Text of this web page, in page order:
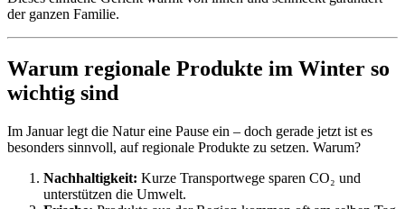
der ganzen Familie.
Warum regionale Produkte im Winter so
wichtig sind
Im Januar legt die Natur eine Pause ein – doch gerade jetzt ist es
besonders sinnvoll, auf regionale Produkte zu setzen. Warum?
Nachhaltigkeit: Kurze Transportwege sparen CO₂ und
unterstützen die Umwelt.